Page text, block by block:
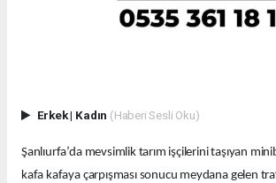
Erkek| Kadın (Haberi Sesli Oku)
Şanlıurfa’da mevsimlik tarım işçilerini taşıyan
kafa kafaya çarpışması sonucu meydana gelen